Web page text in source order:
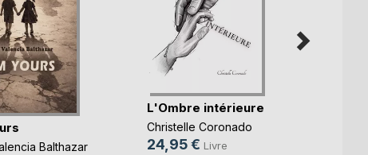
Balthazar
L'Ombre intérieure
Christelle Coronado
24,95 € Livre